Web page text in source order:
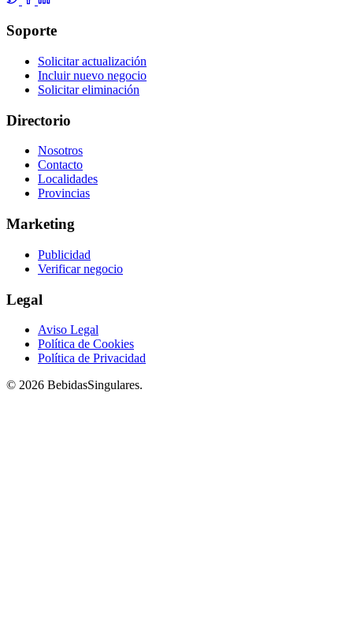
Soporte
Solicitar actualización
Incluir nuevo negocio
Solicitar eliminación
Directorio
Nosotros
Contacto
Localidades
Provincias
Marketing
Publicidad
Verificar negocio
Legal
Aviso Legal
Política de Cookies
Política de Privacidad
© 2026 BebidasSingulares.